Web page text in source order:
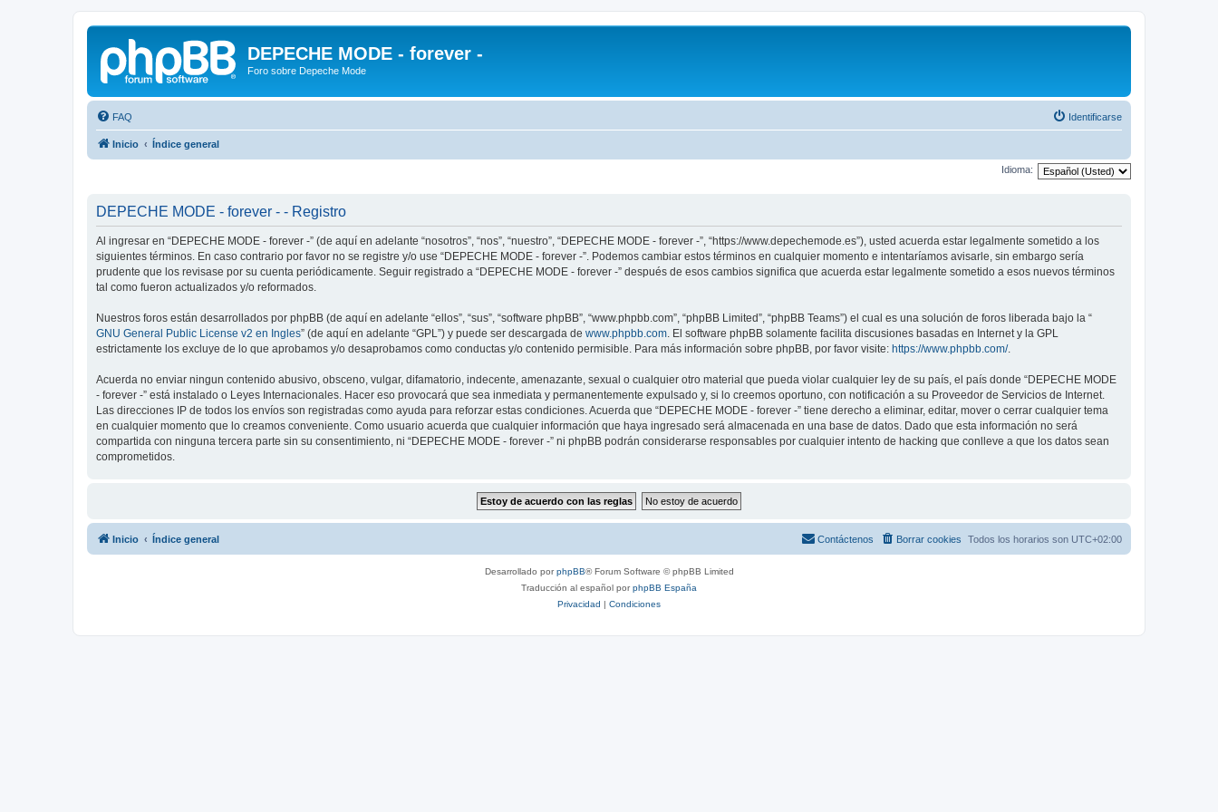
DEPECHE MODE - forever -
Foro sobre Depeche Mode
FAQ Identificarse
Inicio Índice general
Idioma:
DEPECHE MODE - forever - - Registro
Al ingresar en “DEPECHE MODE - forever -” (de aquí en adelante “nosotros”, “nos”, “nuestro”, “DEPECHE MODE - forever -”, “https://www.depechemode.es”), usted acuerda estar legalmente sometido a los
siguientes términos. En caso contrario por favor no se registre y/o use “DEPECHE MODE - forever -”. Podemos cambiar estos términos en cualquier momento e intentaríamos avisarle, sin embargo sería
prudente que los revisase por su cuenta periódicamente. Seguir registrado a “DEPECHE MODE - forever -” después de esos cambios significa que acuerda estar legalmente sometido a esos nuevos términos
tal como fueron actualizados y/o reformados.
Nuestros foros están desarrollados por phpBB (de aquí en adelante “ellos”, “sus”, “software phpBB”, “www.phpbb.com”, “phpBB Limited”, “phpBB Teams”) el cual es una solución de foros liberada bajo la “
GNU General Public License v2 en Ingles” (de aquí en adelante “GPL”) y puede ser descargada de www.phpbb.com. El software phpBB solamente facilita discusiones basadas en Internet y la GPL
estrictamente los excluye de lo que aprobamos y/o desaprobamos como conductas y/o contenido permisible. Para más información sobre phpBB, por favor visite: https://www.phpbb.com/.
Acuerda no enviar ningun contenido abusivo, obsceno, vulgar, difamatorio, indecente, amenazante, sexual o cualquier otro material que pueda violar cualquier ley de su país, el país donde “DEPECHE MODE
- forever -” está instalado o Leyes Internacionales. Hacer eso provocará que sea inmediata y permanentemente expulsado y, si lo creemos oportuno, con notificación a su Proveedor de Servicios de Internet.
Las direcciones IP de todos los envíos son registradas como ayuda para reforzar estas condiciones. Acuerda que “DEPECHE MODE - forever -” tiene derecho a eliminar, editar, mover o cerrar cualquier tema
en cualquier momento que lo creamos conveniente. Como usuario acuerda que cualquier información que haya ingresado será almacenada en una base de datos. Dado que esta información no será
compartida con ninguna tercera parte sin su consentimiento, ni “DEPECHE MODE - forever -” ni phpBB podrán considerarse responsables por cualquier intento de hacking que conlleve a que los datos sean
comprometidos.
Inicio Índice general Todos los horarios son UTC+02:00
Borrar cookies
Contáctenos
Desarrollado porphpBB® Forum Software © phpBB Limited
Traducción al español porphpBB España
Privacidad | Condiciones